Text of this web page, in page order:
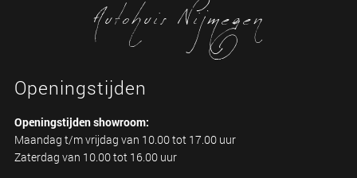
Autohuis Nijmegen
Openingstijden
Openingstijden showroom:
Maandag t/m vrijdag van 10.00 tot 17.00 uur
Zaterdag van 10.00 tot 16.00 uur